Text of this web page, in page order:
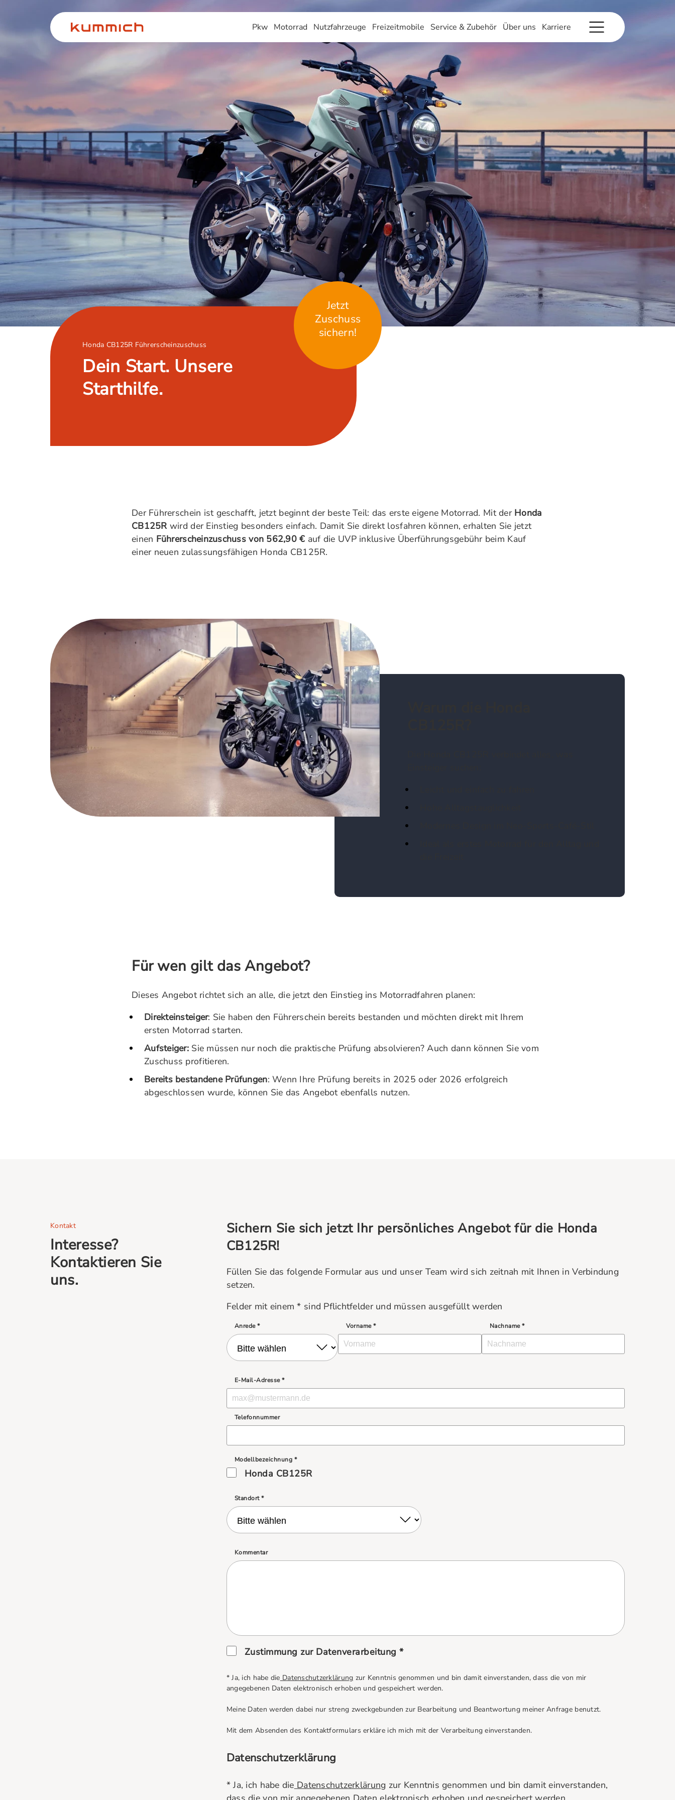
Pkw Motorrad Nutzfahrzeuge Freizeitmobile Service & Zubehör Über uns Karriere
Honda CB125R Führerscheinzuschuss
Dein Start. Unsere
Starthilfe.
Jetzt
Zuschuss
sichern!
Der Führerschein ist geschafft, jetzt beginnt der beste Teil: das erste eigene Motorrad. Mit der Honda
CB125Rwird der Einstieg besonders einfach. Damit Sie direkt losfahren können, erhalten Sie jetzt
einen Führerscheinzuschuss von 562,90 € auf die UVP inklusive Überführungsgebühr beim Kauf
einer neuen zulassungsfähigen Honda CB125R.
Für wen gilt das Angebot?
Dieses Angebot richtet sich an alle, die jetzt den Einstieg ins Motorradfahren planen:
Direkteinsteiger: Sie haben den Führerschein bereits bestanden und möchten direkt mit Ihrem
ersten Motorrad starten.
Aufsteiger: Sie müssen nur noch die praktische Prüfung absolvieren? Auch dann können Sie vom
Zuschuss profitieren.
Bereits bestandene Prüfungen: Wenn Ihre Prüfung bereits in 2025 oder 2026 erfolgreich
abgeschlossen wurde, können Sie das Angebot ebenfalls nutzen.
Kontakt
Interesse?
Kontaktieren Sie
uns.
Sichern Sie sich jetzt Ihr persönliches Angebot für die Honda
CB125R!
Füllen Sie das folgende Formular aus und unser Team wird sich zeitnah mit Ihnen in Verbindung
setzen.
Felder mit einem * sind Pflichtfelder und müssen ausgefüllt werden
Anrede * Vorname * Nachname *
E-Mail-Adresse *
Telefonnummer
Modellbezeichnung *
Honda CB125R
Standort *
Kommentar
Zustimmung zur Datenverarbeitung *
* Ja, ich habe die Datenschutzerklärung zur Kenntnis genommen und bin damit einverstanden, dass die von mir
angegebenen Daten elektronisch erhoben und gespeichert werden.
Meine Daten werden dabei nur streng zweckgebunden zur Bearbeitung und Beantwortung meiner Anfrage benutzt.
Mit dem Absenden des Kontaktformulars erkläre ich mich mit der Verarbeitung einverstanden.
Datenschutzerklärung
* Ja, ich habe die Datenschutzerklärung zur Kenntnis genommen und bin damit einverstanden,